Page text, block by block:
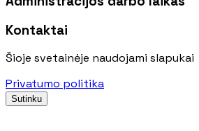
Kontaktai
Šioje svetainėje naudojami slapukai
Privatumo politika
Sutinku